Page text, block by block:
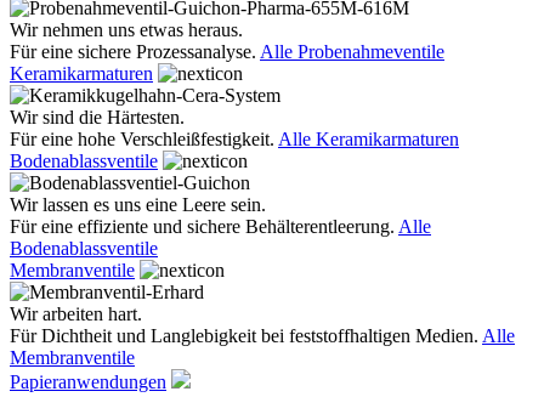
Wir nehmen uns etwas heraus.
Für eine sichere Prozessanalyse. Alle Probenahmeventile
Keramikarmaturen
Wir sind die Härtesten.
Für eine hohe Verschleißfestigkeit. Alle Keramikarmaturen
Bodenablassventile
Wir lassen es uns eine Leere sein.
Für eine effiziente und sichere Behälterentleerung. Alle
Bodenablassventile
Membranventile
Wir arbeiten hart.
Für Dichtheit und Langlebigkeit bei feststoffhaltigen Medien. Alle
Membranventile
Papieranwendungen